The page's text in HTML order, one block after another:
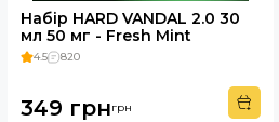
Набір HARD VANDAL 2.0 30
мл 50 мг - Fresh Mint
4.5 820
349 грнгрн